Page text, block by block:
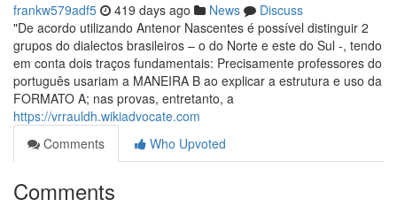
frankw579adf5 419 days ago News
Discuss
"De acordo utilizando Antenor Nascentes é possível distinguir 2
grupos do dialectos brasileiros – o do Norte e este do Sul -, tendo
em conta dois traços fundamentais: Precisamente professores do
português usariam a MANEIRA B ao explicar a estrutura e uso da
FORMATO A; nas provas, entretanto, a
https://vrrauldh.wikiadvocate.com
Comments
Who Upvoted
Comments